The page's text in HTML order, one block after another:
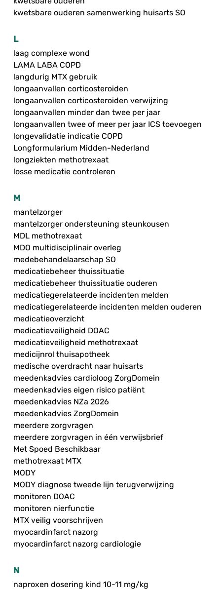
kwetsbare ouderen samenwerking huisarts SO
L
laag complexe wond
LAMA LABA COPD
langdurig MTX gebruik
longaanvallen corticosteroiden
longaanvallen corticosteroiden verwijzing
longaanvallen minder dan twee per jaar
longaanvallen twee of meer per jaar ICS toevoegen
longevalidatie indicatie COPD
Longformularium Midden-Nederland
longziekten methotrexaat
losse medicatie controleren
M
mantelzorger
mantelzorger ondersteuning steunkousen
MDL methotrexaat
MDO multidisciplinair overleg
medebehandelaarschap SO
medicatiebeheer thuissituatie
medicatiebeheer thuissituatie ouderen
medicatiegerelateerde incidenten melden
medicatiegerelateerde incidenten melden ouderen
medicatieoverzicht
medicatieveiligheid DOAC
medicatieveiligheid methotrexaat
medicijnrol thuisapotheek
medische overdracht naar huisarts
meedenkadvies cardioloog ZorgDomein
meedenkadvies eigen risico patiënt
meedenkadvies NZa 2026
meedenkadvies ZorgDomein
meerdere zorgvragen
meerdere zorgvragen in één verwijsbrief
Met Spoed Beschikbaar
methotrexaat MTX
MODY
MODY diagnose tweede lijn terugverwijzing
monitoren DOAC
monitoren nierfunctie
MTX veilig voorschrijven
myocardinfarct nazorg
myocardinfarct nazorg cardiologie
N
naproxen dosering kind 10-11 mg/kg